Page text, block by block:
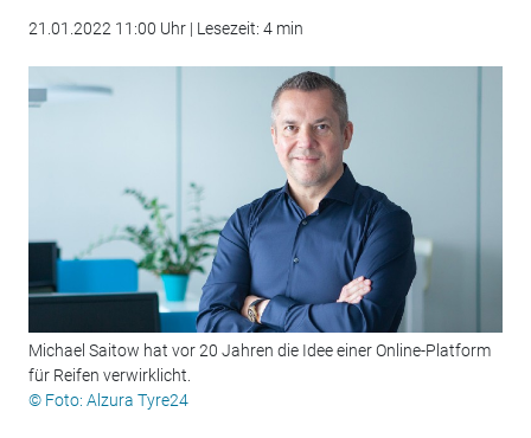
21.01.2022 11:00 Uhr | Lesezeit: 4 min
Michael Saitow hat vor 20 Jahren die Idee einer Online-Platform
für Reifen verwirklicht.
© Foto: Alzura Tyre24